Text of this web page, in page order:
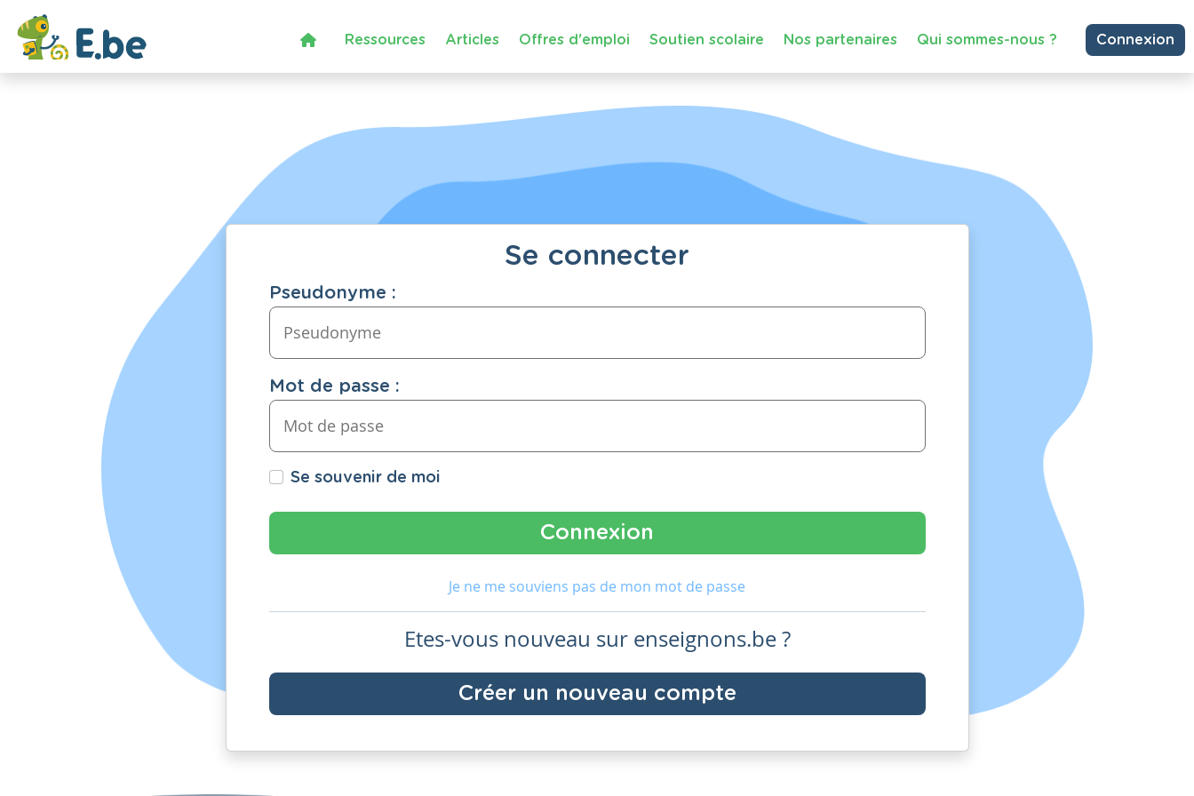
Ressources Articles Offres d'emploi Soutien scolaire Nos partenaires Qui sommes-nous ? Connexion
Se connecter
Pseudonyme :
Mot de passe :
Se souvenir de moi
Je ne me souviens pas de mon mot de passe
Etes-vous nouveau sur enseignons.be ?
Créer un nouveau compte